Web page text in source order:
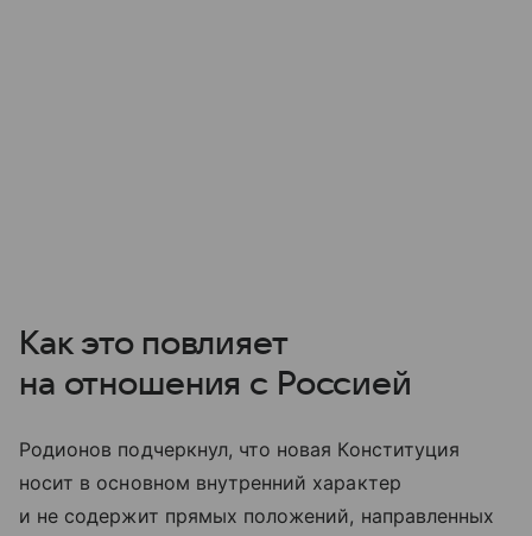
Как это повлияет
на отношения с Россией
Родионов подчеркнул, что новая Конституция
носит в основном внутренний характер
и не содержит прямых положений, направленных